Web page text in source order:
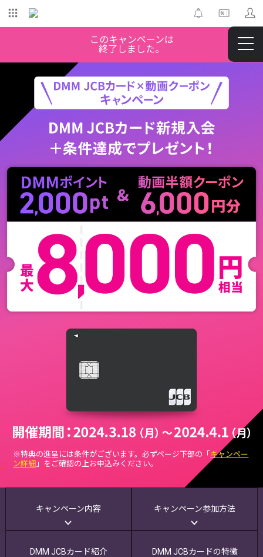
このキャンペーンは
終了しました。
※特典の進呈には条件がございます。必ずページ下部の「キャンペー
ン詳細 」をご確認の上お申込みください。
キャンペーン内容 キャンペーン参加方法
DMM JCBカード紹介 DMM JCBカードの特徴